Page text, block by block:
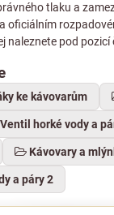
tlaku a
oficiálním
naleznete pod pozicí
ke kávovarům
Ventil horké vody a
Kávovary a
a páry 2